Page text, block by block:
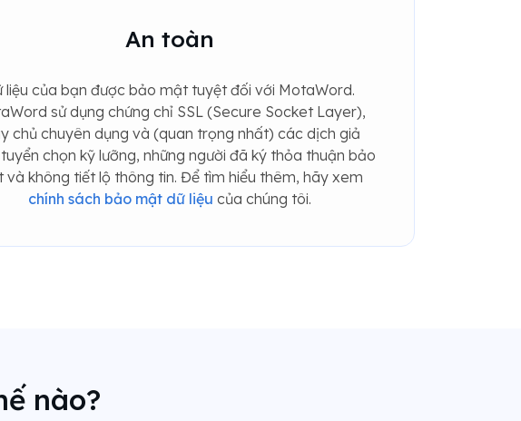
An toàn
liệu của bạn được bảo mật tuyệt đối với MotaWord.
sử dụng chứng chỉ SSL (Secure Socket Layer),
chủ chuyên dụng và (quan trọng nhất) các dịch giả
chọn kỹ lưỡng, những người đã ký thỏa thuận bảo
và không tiết lộ thông tin. Để tìm hiểu thêm, hãy xem
chính sách bảo mật dữ liệu của chúng tôi.
nào?